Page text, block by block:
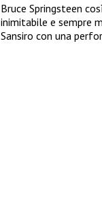
Bruce Springsteen
inimitabile e sempre
Sansiro con una